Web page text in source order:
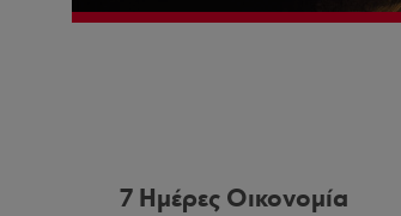
7 Ημέρες Οικονομία